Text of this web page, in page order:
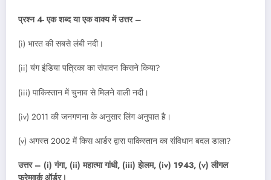
प्रश्न 4- एक शब्द या एक वाक्य में उत्तर –
(i) भारत की सबसे लंबी नदी।
(ii) यंग इंडिया पत्रिका का संपादन किसने किया?
(iii) पाकिस्तान में चुनाव से मिलने वाली नदी।
(iv) 2011 की जनगणना के अनुसार लिंग अनुपात है।
(v) अगस्त 2002 में किस आर्डर द्वारा पाकिस्तान का संविधान बदल डाला?
उत्तर – (i) गंगा, (ii) महात्मा गांधी, (iii) झेलम, (iv) 1943, (v) लीगल